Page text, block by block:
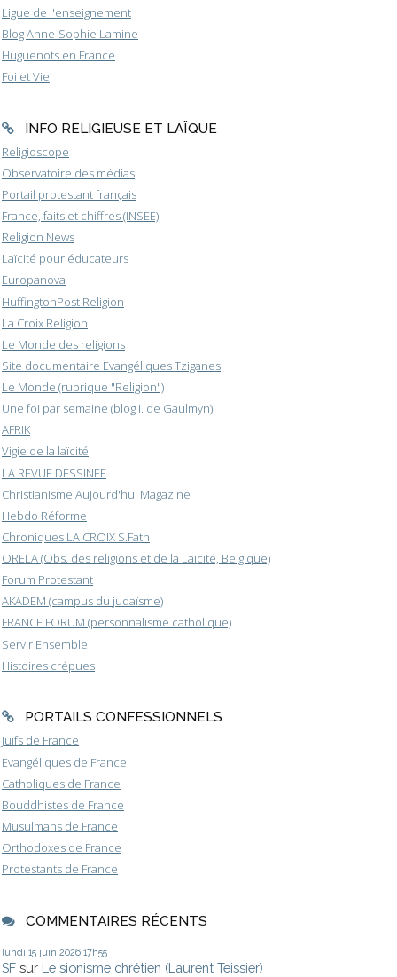
Ligue de l'enseignement
Blog Anne-Sophie Lamine
Huguenots en France
Foi et Vie
INFO RELIGIEUSE ET LAÏQUE
Religioscope
Observatoire des médias
Portail protestant français
France, faits et chiffres (INSEE)
Religion News
Laïcité pour éducateurs
Europanova
HuffingtonPost Religion
La Croix Religion
Le Monde des religions
Site documentaire Evangéliques Tziganes
Le Monde (rubrique "Religion")
Une foi par semaine (blog I. de Gaulmyn)
AFRIK
Vigie de la laïcité
LA REVUE DESSINEE
Christianisme Aujourd'hui Magazine
Hebdo Réforme
Chroniques LA CROIX S.Fath
ORELA (Obs. des religions et de la Laïcité, Belgique)
Forum Protestant
AKADEM (campus du judaïsme)
FRANCE FORUM (personnalisme catholique)
Servir Ensemble
Histoires crépues
PORTAILS CONFESSIONNELS
Juifs de France
Evangéliques de France
Catholiques de France
Bouddhistes de France
Musulmans de France
Orthodoxes de France
Protestants de France
COMMENTAIRES RÉCENTS
lundi 15 juin 2026 17h55
SF sur Le sionisme chrétien (Laurent Teissier)